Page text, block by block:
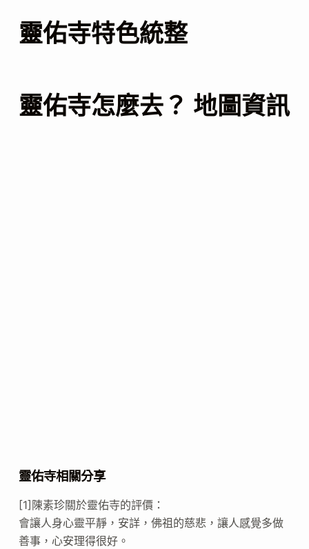
靈佑寺特色統整
靈佑寺怎麼去？ 地圖資訊
靈佑寺相關分享
[1]陳素珍關於靈佑寺的評價：
會讓人身心靈平靜，安詳，佛祖的慈悲，讓人感覺多做
善事，心安理得很好。